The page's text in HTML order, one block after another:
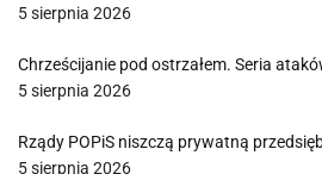
5 sierpnia 2026
Chrześcijanie pod ostrzałem. Seria
5 sierpnia 2026
Rządy POPiS niszczą prywatną
5 sierpnia 2026